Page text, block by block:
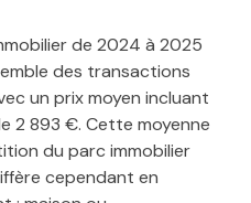
de 2024 à 2025
des transactions
un prix moyen incluant
2 893 €. Cette moyenne
du parc immobilier
cependant en